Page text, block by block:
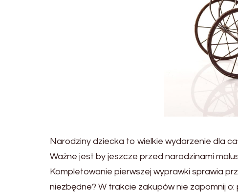
Narodziny dziecka to wielkie wydarzenie dla
Ważne jest by jeszcze przed narodzinami
Kompletowanie pierwszej wyprawki sprawia
niezbędne? W trakcie zakupów nie zapomnij